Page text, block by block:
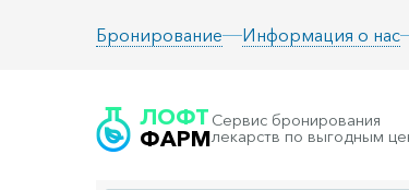
Бронирование Информация о нас
ЛОФТ
ФАРМ
Сервис бронирования
лекарств по выгодным